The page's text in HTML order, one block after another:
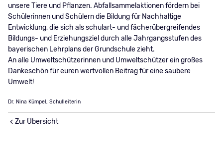
unsere Tiere und Pflanzen. Abfallsammelaktionen fördern bei
Schülerinnen und Schülern die Bildung für Nachhaltige
Entwicklung, die sich als schulart- und fächerübergreifendes
Bildungs- und Erziehungsziel durch alle Jahrgangsstufen des
bayerischen Lehrplans der Grundschule zieht.
An alle Umweltschützerinnen und Umweltschützer ein großes
Dankeschön für euren wertvollen Beitrag für eine saubere
Umwelt!
Dr. Nina Kümpel, Schulleiterin
Zur Übersicht